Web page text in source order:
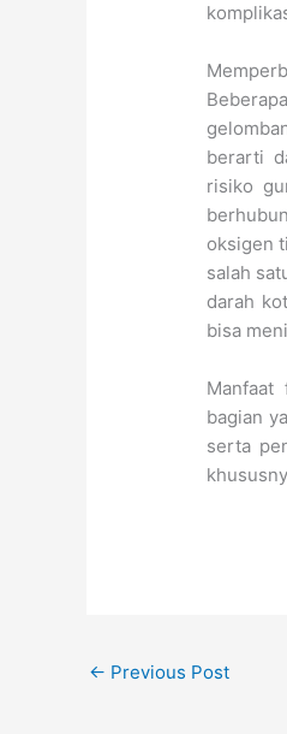
berarti
risiko
oksigen
salah
darah
bisa
Manfaat
bagian
serta
← Previous Post